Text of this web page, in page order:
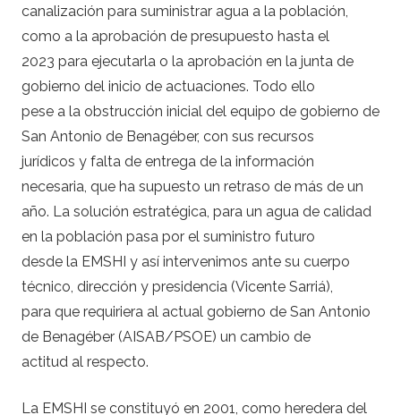
canalización para suministrar agua a la población,
como a la aprobación de presupuesto hasta el
2023 para ejecutarla o la aprobación en la junta de
gobierno del inicio de actuaciones. Todo ello
pese a la obstrucción inicial del equipo de gobierno de
San Antonio de Benagéber, con sus recursos
jurídicos y falta de entrega de la información
necesaria, que ha supuesto un retraso de más de un
año. La solución estratégica, para un agua de calidad
en la población pasa por el suministro futuro
desde la EMSHI y así intervenimos ante su cuerpo
técnico, dirección y presidencia (Vicente Sarriá),
para que requiriera al actual gobierno de San Antonio
de Benagéber (AISAB/PSOE) un cambio de
actitud al respecto.
La EMSHI se constituyó en 2001, como heredera del